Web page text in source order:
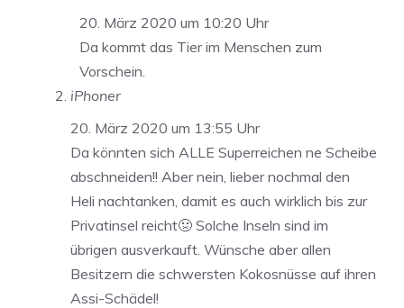
20. März 2020 um 10:20 Uhr
Da kommt das Tier im Menschen zum
Vorschein.
iPhoner
20. März 2020 um 13:55 Uhr
Da könnten sich ALLE Superreichen ne Scheibe
abschneiden!! Aber nein, lieber nochmal den
Heli nachtanken, damit es auch wirklich bis zur
Privatinsel reicht🤢 Solche Inseln sind im
übrigen ausverkauft. Wünsche aber allen
Besitzern die schwersten Kokosnüsse auf ihren
Assi-Schädel!